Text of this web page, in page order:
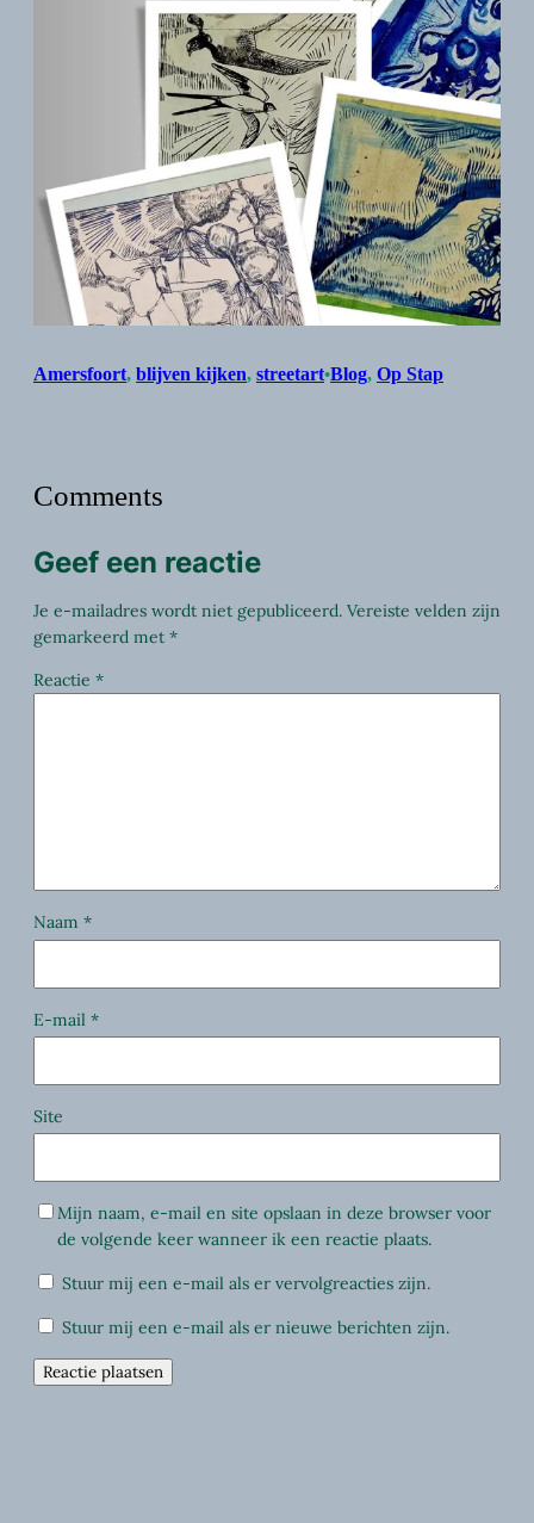
Amersfoort, blijven kijken, streetart•Blog, Op Stap
Comments
Geef een reactie
Je e-mailadres wordt niet gepubliceerd. Vereiste velden zijn
gemarkeerd met *
Reactie *
Naam *
E-mail *
Site
Mijn naam, e-mail en site opslaan in deze browser voor
de volgende keer wanneer ik een reactie plaats.
Stuur mij een e-mail als er vervolgreacties zijn.
Stuur mij een e-mail als er nieuwe berichten zijn.